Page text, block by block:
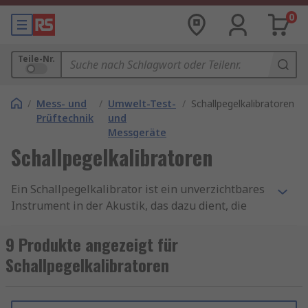
0
Teile-Nr.
/ Mess- und
Prüftechnik
/ Umwelt-Test-
und
Messgeräte
/ Schallpegelkalibratoren
Schallpegelkalibratoren
Ein Schallpegelkalibrator ist ein unverzichtbares
Instrument in der Akustik, das dazu dient, die
sicherzustellen. In vielen Bereichen, sei es in der
Industrie, im Bauwesen oder in der
Umweltmessung, ist eine präzise Schallmessung
9 Produkte angezeigt für
Schallpegelkalibratoren